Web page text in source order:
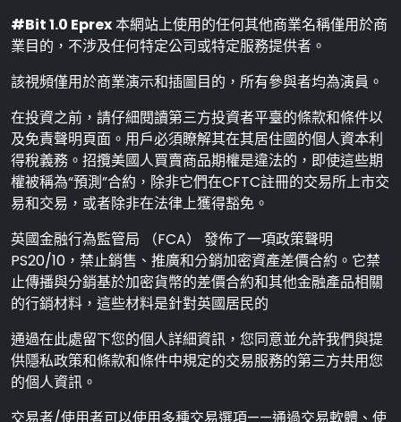
#Bit 1.0 Eprex本網站上使用的任何其他商業名稱僅用於商
業目的，不涉及任何特定公司或特定服務提供者。
該視頻僅用於商業演示和插圖目的，所有參與者均為演員。
在投資之前，請仔細閱讀第三方投資者平臺的條款和條件以
及免責聲明頁面。用戶必須瞭解其在其居住國的個人資本利
得稅義務。招攬美國人買賣商品期權是違法的，即使這些期
權被稱為“預測”合約，除非它們在CFTC註冊的交易所上市交
易和交易，或者除非在法律上獲得豁免。
英國金融行為監管局 （FCA） 發佈了一項政策聲明
PS20/10，禁止銷售、推廣和分銷加密資產差價合約。它禁
止傳播與分銷基於加密貨幣的差價合約和其他金融產品相關
的行銷材料，這些材料是針對英國居民的
通過在此處留下您的個人詳細資訊，您同意並允許我們與提
供隱私政策和條款和條件中規定的交易服務的第三方共用您
的個人資訊。
交易者/使用者可以使用多種交易選項——通過交易軟體、使